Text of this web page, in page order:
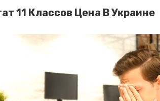
11 Классов Цена В Украине